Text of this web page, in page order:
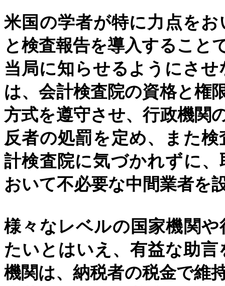
米国の学者が特に力点を
と検査報告を導入すること
当局に知らせるようにさ
は、会計検査院の資格と権
方式を遵守させ、行政機関
反者の処罰を定め、また
計検査院に気づかれずに
おいて不必要な中間業者を
様々なレベルの国家機関
たいとはいえ、有益な助
機関は、納税者の税金で維